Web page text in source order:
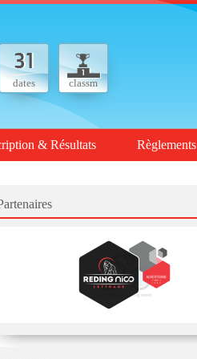
dates classm
& Résultats Règlements